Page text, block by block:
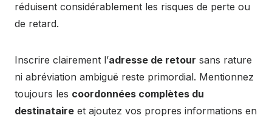
réduisent considérablement les risques de perte ou
de retard.
Inscrire clairement l’adresse de retour sans rature
ni abréviation ambiguë reste primordial. Mentionnez
toujours les coordonnées complètes du
destinataire et ajoutez vos propres informations en